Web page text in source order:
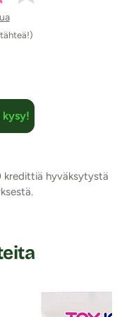
kysy!
kredittiä hyväksytystä